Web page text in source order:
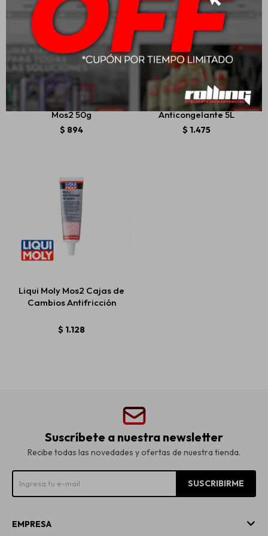
Liqui Moly Lm 48
Montagepaste Grasa
Mos2 50g
$ 894
Liqui Moly Coolant Ready
Mix Raf12+
Anticongelante 5L
$ 1.475
Liqui Moly Mos2 Cajas de
Cambios Antifricción
$ 1.128
Suscríbete a nuestra newsletter
Recibe todas las novedades y ofertas de nuestra tienda.
SUSCRIBIRME
EMPRESA